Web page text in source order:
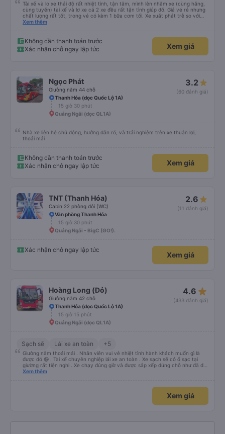
Tài xế và lơ xe thái độ rất nhiệt tình, tận tâm, mình lên nhầm xe (cùng hãng,
cùng tuyến) tài xế và lơ xe cả 2 xe đều rất tận tình giúp đỡ. Giá vé rẻ nhưng
chất lượng rất tốt, trong vé có kèm 1 bữa cơm tối. Xe xuất phát trễ so với
trên app 45p, nhưng do bão nên trời mưa rất to, có thể thông cảm được.
Xem thêm
Không cần thanh toán trước
Xác nhận chỗ ngay lập tức
Xem giá
Ngọc Phát
Giường nằm 44 chỗ
3.2
(60 đánh giá)
Thanh Hóa (dọc Quốc Lộ 1A)
15 giờ 30 phút
Quảng Ngãi (dọc QL1A)
Nhà xe liên hệ chủ động, hướng dẫn rõ, và trải nghiệm trên xe thuận lợi,
thoải mái
Không cần thanh toán trước
Xác nhận chỗ ngay lập tức
Xem giá
TNT (Thanh Hóa)
Cabin 22 phòng đôi (WC)
2.6
(11 đánh giá)
Văn phòng Thanh Hóa
15 giờ 30 phút
Quảng Ngãi - BigC (GO!).
Xác nhận chỗ ngay lập tức
Xem giá
Hoàng Long (Đỏ)
Giường nằm 42 chỗ
4.6 star_rate
(433 đánh giá)
Thanh Hóa (dọc Quốc Lộ 1A)
15 giờ 15 phút
Quảng Ngãi (dọc QL1A)
Sạch sẽ Lái xe an toàn +5
Giường nằm thoải mái . Nhân viên vui vẻ nhiệt tình hành khách muốn gì là
được đó 😆 . Tài xế chuyên nghiệp lái xe an toàn . Xe sạch sẽ có ổ sạc tại
giường rất tiện nghi . Xe chạy đúng giờ và được sắp xếp đúng chỗ như đã đặt
. Điểm 10 cho hoàng long đỏ 👍
Xem thêm
Xem giá